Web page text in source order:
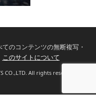
のコンテンツの無断複写・
このサイトについて
CO.,LTD. All rights reserved.